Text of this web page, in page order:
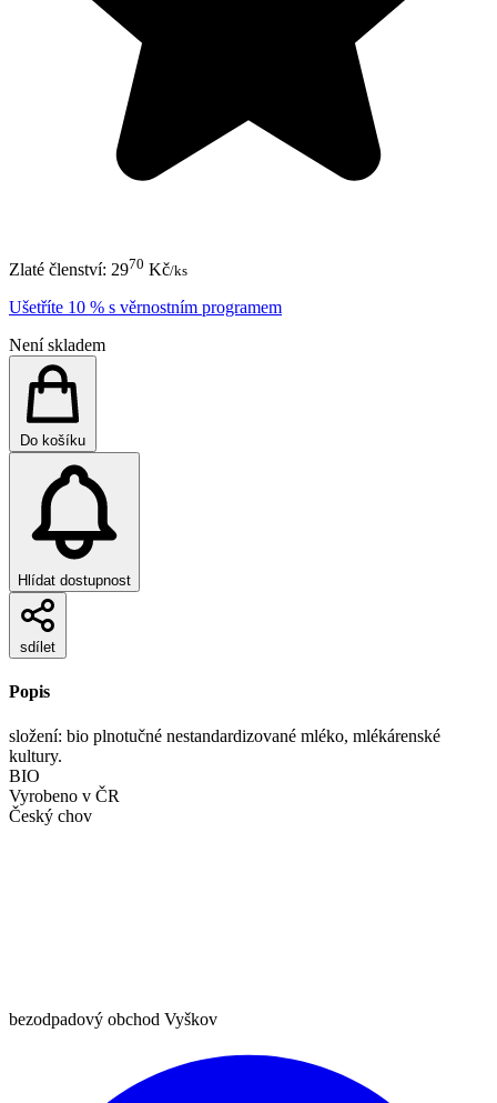
Zlaté členství: 2970 Kč/ks
Ušetříte 10 % s věrnostním programem
Není skladem
Do košíku
Hlídat dostupnost
sdílet
Popis
složení: bio plnotučné nestandardizované mléko, mlékárenské
kultury.
BIO
Vyrobeno v ČR
Český chov
bezodpadový obchod Vyškov